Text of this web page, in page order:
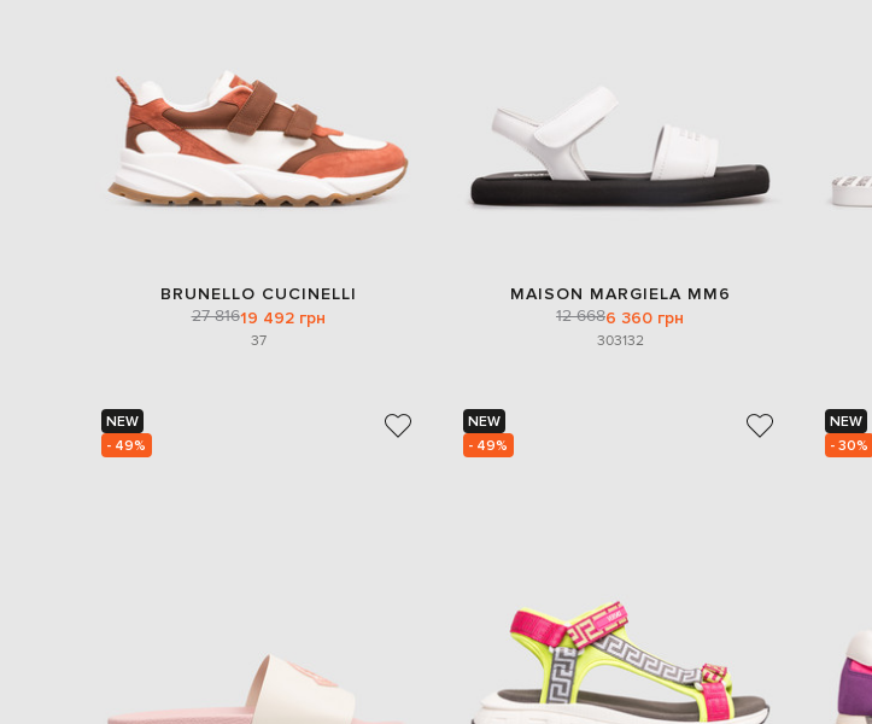
BRUNELLO CUCINELLI
27 81619 492 грн
37
MAISON MARGIELA MM6
12 6686 360 грн
303132
NEW
- 49%
NEW
- 49%
NEW
- 30%